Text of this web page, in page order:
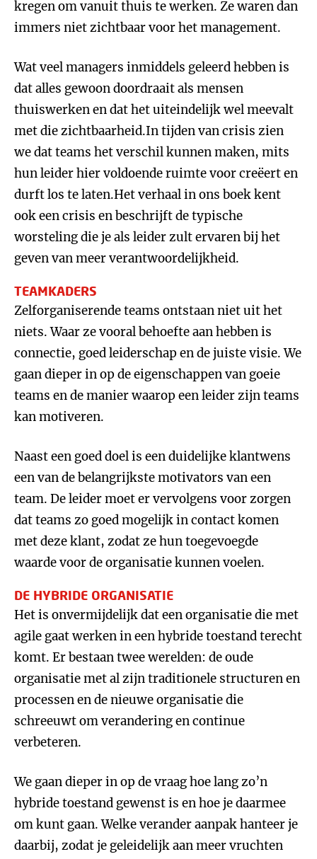
kregen om vanuit thuis te werken. Ze waren dan
immers niet zichtbaar voor het management.
Wat veel managers inmiddels geleerd hebben is
dat alles gewoon doordraait als mensen
thuiswerken en dat het uiteindelijk wel meevalt
met die zichtbaarheid.In tijden van crisis zien
we dat teams het verschil kunnen maken, mits
hun leider hier voldoende ruimte voor creëert en
durft los te laten.Het verhaal in ons boek kent
ook een crisis en beschrijft de typische
worsteling die je als leider zult ervaren bij het
geven van meer verantwoordelijkheid.
TEAMKADERS
Zelforganiserende teams ontstaan niet uit het
niets. Waar ze vooral behoefte aan hebben is
connectie, goed leiderschap en de juiste visie. We
gaan dieper in op de eigenschappen van goeie
teams en de manier waarop een leider zijn teams
kan motiveren.
Naast een goed doel is een duidelijke klantwens
een van de belangrijkste motivators van een
team. De leider moet er vervolgens voor zorgen
dat teams zo goed mogelijk in contact komen
met deze klant, zodat ze hun toegevoegde
waarde voor de organisatie kunnen voelen.
DE HYBRIDE ORGANISATIE
Het is onvermijdelijk dat een organisatie die met
agile gaat werken in een hybride toestand terecht
komt. Er bestaan twee werelden: de oude
organisatie met al zijn traditionele structuren en
processen en de nieuwe organisatie die
schreeuwt om verandering en continue
verbeteren.
We gaan dieper in op de vraag hoe lang zo’n
hybride toestand gewenst is en hoe je daarmee
om kunt gaan. Welke verander aanpak hanteer je
daarbij, zodat je geleidelijk aan meer vruchten